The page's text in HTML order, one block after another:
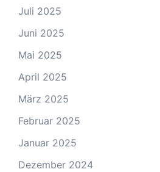
Juli 2025
Juni 2025
Mai 2025
April 2025
März 2025
Februar 2025
Januar 2025
Dezember 2024